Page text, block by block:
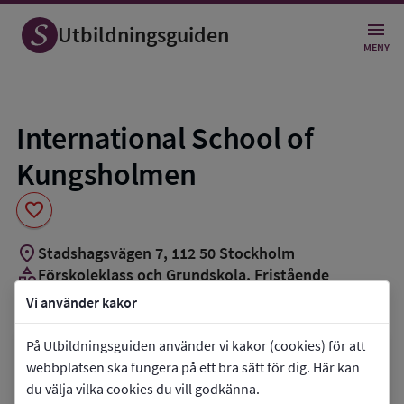
Vi använder kakor
På Utbildningsguiden använder vi kakor (cookies) för att
webbplatsen ska fungera på ett bra sätt för dig. Här kan
du välja vilka cookies du vill godkänna.
Utbildningsguiden MENY
International School of
Kungsholmen
favorite
Spara
som
favorit
location_on Stadshagsvägen 7, 11250 Stockholm
categoryFörskoleklass och Grundskola, Fristående
book_5 Internationell skola
groups_3Cirka 200 elever
Vill du kontakta skolan?
phone Telefon:073-3136849